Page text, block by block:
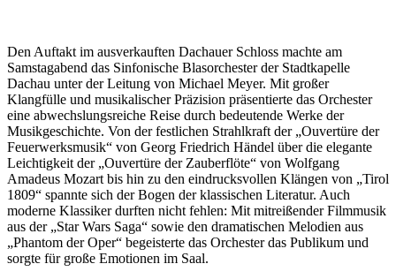
Den Auftakt im ausverkauften Dachauer Schloss machte am
Samstagabend das Sinfonische Blasorchester der Stadtkapelle
Dachau unter der Leitung von Michael Meyer. Mit großer
Klangfülle und musikalischer Präzision präsentierte das Orchester
eine abwechslungsreiche Reise durch bedeutende Werke der
Musikgeschichte. Von der festlichen Strahlkraft der „Ouvertüre der
Feuerwerksmusik“ von Georg Friedrich Händel über die elegante
Leichtigkeit der „Ouvertüre der Zauberflöte“ von Wolfgang
Amadeus Mozart bis hin zu den eindrucksvollen Klängen von „Tirol
1809“ spannte sich der Bogen der klassischen Literatur. Auch
moderne Klassiker durften nicht fehlen: Mit mitreißender Filmmusik
aus der „Star Wars Saga“ sowie den dramatischen Melodien aus
„Phantom der Oper“ begeisterte das Orchester das Publikum und
sorgte für große Emotionen im Saal.